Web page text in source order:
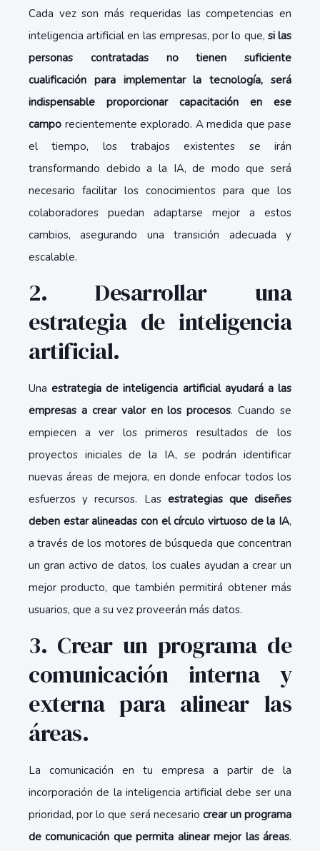
Cada vez son más requeridas las competencias en
inteligencia artificial en las empresas, por lo que, si las
personas contratadas no tienen suficiente
cualificación para implementar la tecnología, será
indispensable proporcionar capacitación en ese
campo recientemente explorado. A medida que pase
el tiempo, los trabajos existentes se irán
transformando debido a la IA, de modo que será
necesario facilitar los conocimientos para que los
colaboradores puedan adaptarse mejor a estos
cambios, asegurando una transición adecuada y
escalable.
2. Desarrollar una
estrategia de inteligencia
artificial.
Unaestrategia de inteligencia artificial ayudará a las
empresas a crear valor en los procesos. Cuando se
empiecen a ver los primeros resultados de los
proyectos iniciales de la IA, se podrán identificar
nuevas áreas de mejora, en donde enfocar todos los
esfuerzos y recursos. Las estrategias que diseñes
deben estar alineadas con el círculo virtuoso de la IA,
a través de los motores de búsqueda que concentran
un gran activo de datos, los cuales ayudan a crear un
mejor producto, que también permitirá obtener más
usuarios, que a su vez proveerán más datos.
3. Crear un programa de
comunicación interna y
externa para alinear las
áreas.
La comunicación en tu empresa a partir de la
incorporación de la inteligencia artificial debe ser una
prioridad, por lo que será necesario crear un programa
de comunicación que permita alinear mejor las áreas.